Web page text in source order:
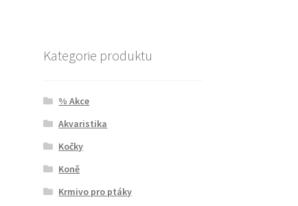
Kategorie produktu
% Akce
Akvaristika
Kočky
Koně
Krmivo pro ptáky